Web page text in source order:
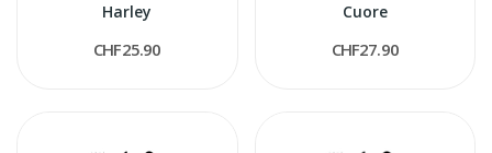
Harley
CHF25.90
Cuore
CHF27.90